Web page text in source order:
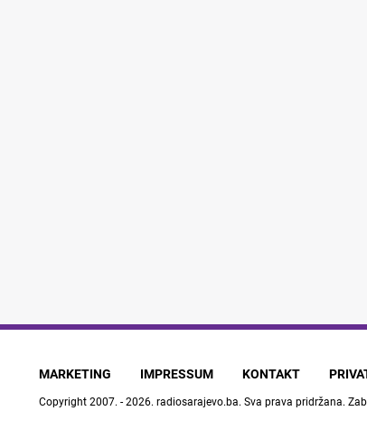
MARKETING IMPRESSUM KONTAKT
Copyright 2007. - 2026. radiosarajevo.ba. Sva prava pridržana.